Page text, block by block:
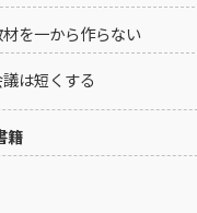
を一から作らない
は短くする
籍